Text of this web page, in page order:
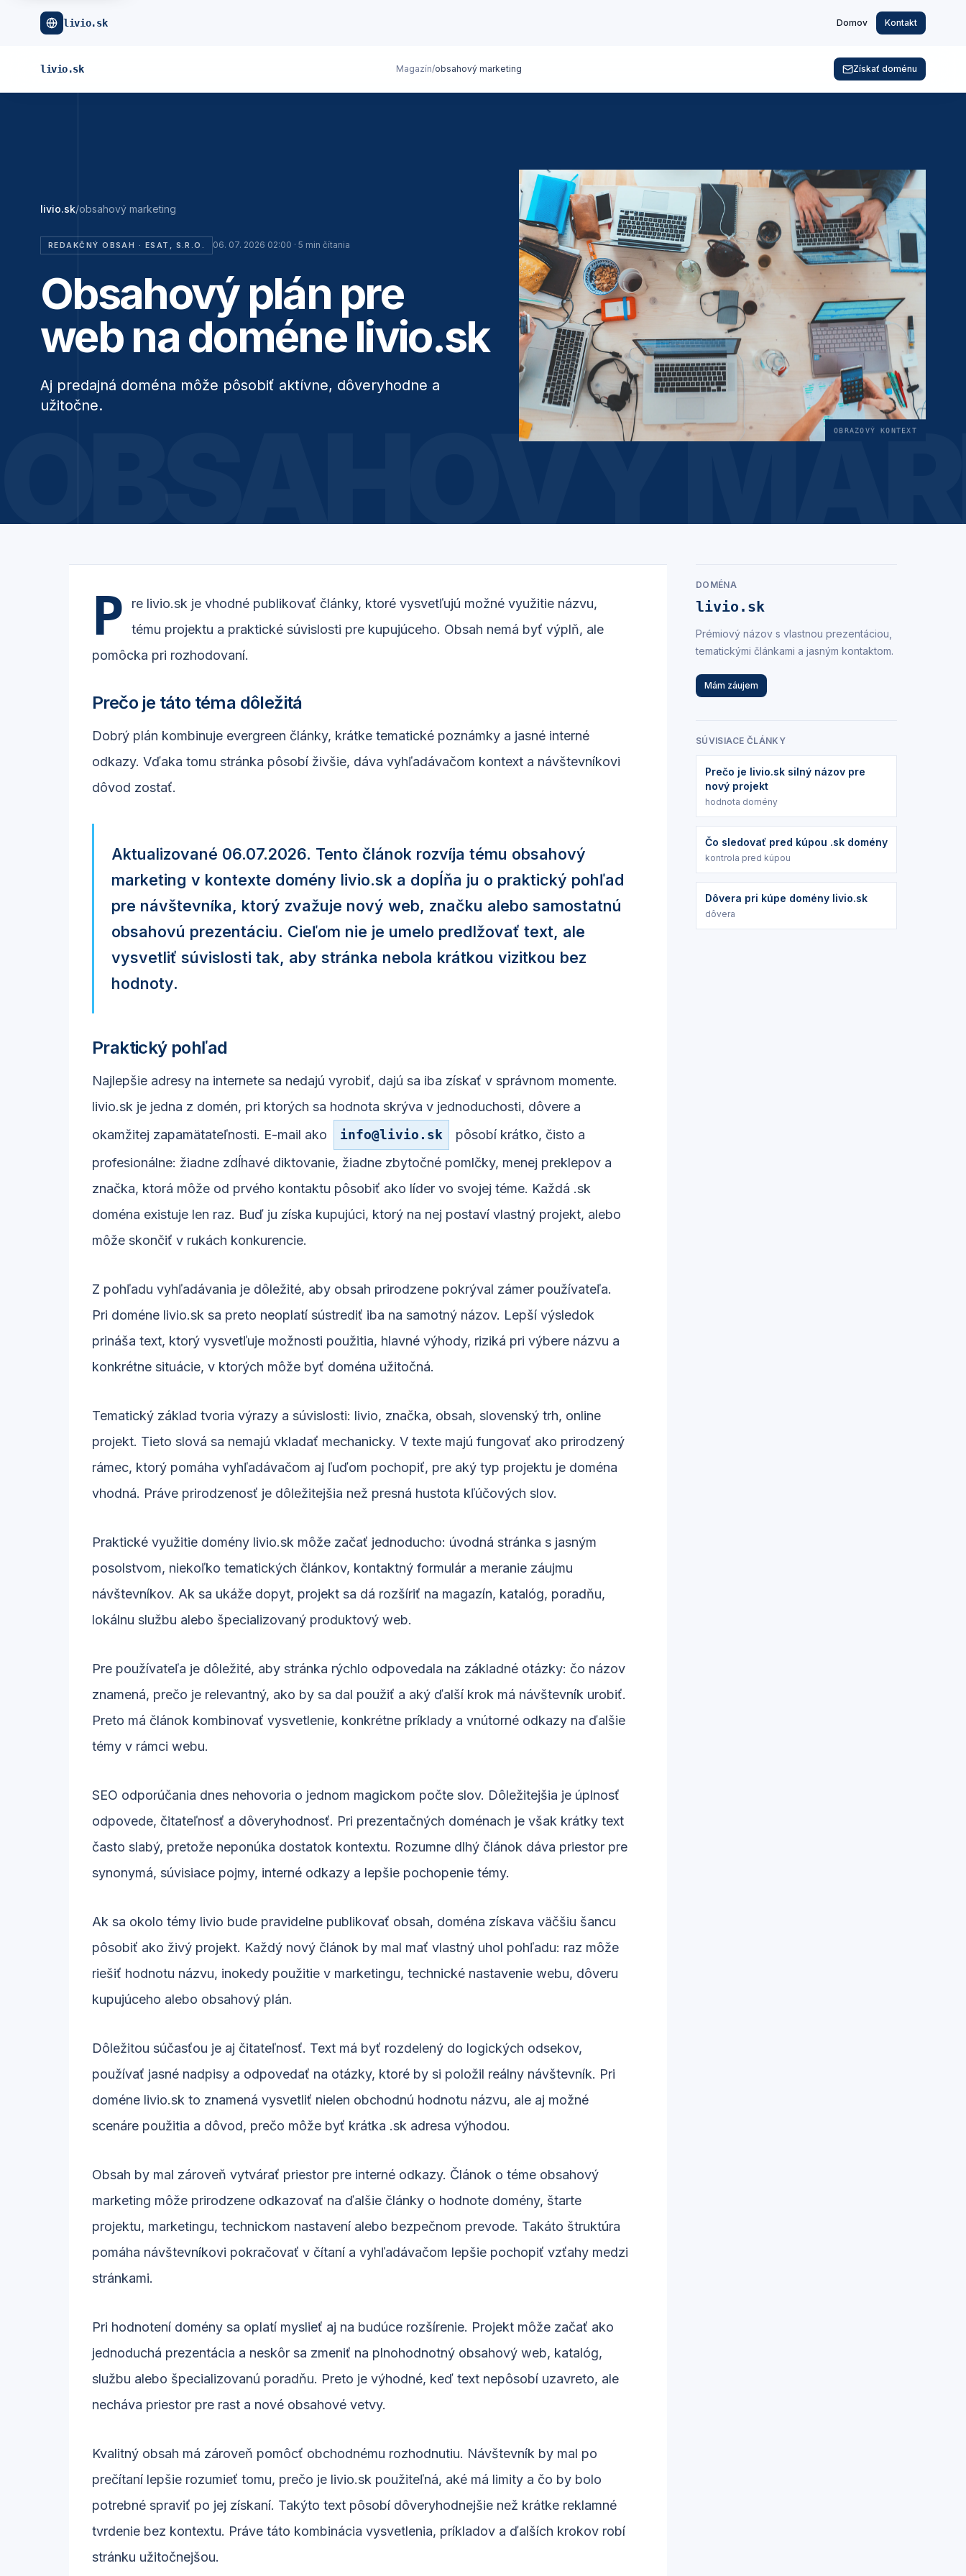
livio.sk Domov Kontakt
livio.sk Magazín/obsahový marketing Získať doménu
OBSAHOVÝ
livio.sk/obsahový marketing
REDAKČNÝ OBSAH · ESAT, S.R.O. 06. 07. 2026 02:00 ·5 min čítania
Obsahový plán pre
web na doméne livio.sk
Aj predajná doména môže pôsobiť aktívne, dôveryhodne a
užitočne.
OBRAZOVÝ KONTEXT
P
re livio.sk je vhodné publikovať články, ktoré vysvetľujú možné využitie názvu,
tému projektu a praktické súvislosti pre kupujúceho. Obsah nemá byť výplň, ale
pomôcka pri rozhodovaní.
Prečo je táto téma dôležitá
Dobrý plán kombinuje evergreen články, krátke tematické poznámky a jasné interné
odkazy. Vďaka tomu stránka pôsobí živšie, dáva vyhľadávačom kontext a návštevníkovi
dôvod zostať.
Aktualizované 06.07.2026. Tento článok rozvíja tému obsahový
marketing v kontexte domény livio.sk a dopĺňa ju o praktický pohľad
pre návštevníka, ktorý zvažuje nový web, značku alebo samostatnú
obsahovú prezentáciu. Cieľom nie je umelo predlžovať text, ale
vysvetliť súvislosti tak, aby stránka nebola krátkou vizitkou bez
hodnoty.
Praktický pohľad
Najlepšie adresy na internete sa nedajú vyrobiť, dajú sa iba získať v správnom momente.
livio.sk je jedna z domén, pri ktorých sa hodnota skrýva v jednoduchosti, dôvere a
okamžitej zapamätateľnosti. E-mail ako
info@livio.sk
pôsobí krátko, čisto a
profesionálne: žiadne zdĺhavé diktovanie, žiadne zbytočné pomlčky, menej preklepov a
značka, ktorá môže od prvého kontaktu pôsobiť ako líder vo svojej téme. Každá .sk
doména existuje len raz. Buď ju získa kupujúci, ktorý na nej postaví vlastný projekt, alebo
môže skončiť v rukách konkurencie.
Z pohľadu vyhľadávania je dôležité, aby obsah prirodzene pokrýval zámer používateľa.
Pri doméne livio.sk sa preto neoplatí sústrediť iba na samotný názov. Lepší výsledok
prináša text, ktorý vysvetľuje možnosti použitia, hlavné výhody, riziká pri výbere názvu a
konkrétne situácie, v ktorých môže byť doména užitočná.
Tematický základ tvoria výrazy a súvislosti: livio, značka, obsah, slovenský trh, online
projekt. Tieto slová sa nemajú vkladať mechanicky. V texte majú fungovať ako prirodzený
rámec, ktorý pomáha vyhľadávačom aj ľuďom pochopiť, pre aký typ projektu je doména
vhodná. Práve prirodzenosť je dôležitejšia než presná hustota kľúčových slov.
Praktické využitie domény livio.sk môže začať jednoducho: úvodná stránka s jasným
posolstvom, niekoľko tematických článkov, kontaktný formulár a meranie záujmu
návštevníkov. Ak sa ukáže dopyt, projekt sa dá rozšíriť na magazín, katalóg, poradňu,
lokálnu službu alebo špecializovaný produktový web.
Pre používateľa je dôležité, aby stránka rýchlo odpovedala na základné otázky: čo názov
znamená, prečo je relevantný, ako by sa dal použiť a aký ďalší krok má návštevník urobiť.
Preto má článok kombinovať vysvetlenie, konkrétne príklady a vnútorné odkazy na ďalšie
témy v rámci webu.
SEO odporúčania dnes nehovoria o jednom magickom počte slov. Dôležitejšia je úplnosť
odpovede, čitateľnosť a dôveryhodnosť. Pri prezentačných doménach je však krátky text
často slabý, pretože neponúka dostatok kontextu. Rozumne dlhý článok dáva priestor pre
synonymá, súvisiace pojmy, interné odkazy a lepšie pochopenie témy.
Ak sa okolo témy livio bude pravidelne publikovať obsah, doména získava väčšiu šancu
pôsobiť ako živý projekt. Každý nový článok by mal mať vlastný uhol pohľadu: raz môže
riešiť hodnotu názvu, inokedy použitie v marketingu, technické nastavenie webu, dôveru
kupujúceho alebo obsahový plán.
Dôležitou súčasťou je aj čitateľnosť. Text má byť rozdelený do logických odsekov,
používať jasné nadpisy a odpovedať na otázky, ktoré by si položil reálny návštevník. Pri
doméne livio.sk to znamená vysvetliť nielen obchodnú hodnotu názvu, ale aj možné
scenáre použitia a dôvod, prečo môže byť krátka .sk adresa výhodou.
Obsah by mal zároveň vytvárať priestor pre interné odkazy. Článok o téme obsahový
marketing môže prirodzene odkazovať na ďalšie články o hodnote domény, štarte
projektu, marketingu, technickom nastavení alebo bezpečnom prevode. Takáto štruktúra
pomáha návštevníkovi pokračovať v čítaní a vyhľadávačom lepšie pochopiť vzťahy medzi
stránkami.
Pri hodnotení domény sa oplatí myslieť aj na budúce rozšírenie. Projekt môže začať ako
jednoduchá prezentácia a neskôr sa zmeniť na plnohodnotný obsahový web, katalóg,
službu alebo špecializovanú poradňu. Preto je výhodné, keď text nepôsobí uzavreto, ale
necháva priestor pre rast a nové obsahové vetvy.
Kvalitný obsah má zároveň pomôcť obchodnému rozhodnutiu. Návštevník by mal po
prečítaní lepšie rozumieť tomu, prečo je livio.sk použiteľná, aké má limity a čo by bolo
potrebné spraviť po jej získaní. Takýto text pôsobí dôveryhodnejšie než krátke reklamné
tvrdenie bez kontextu. Práve táto kombinácia vysvetlenia, príkladov a ďalších krokov robí
stránku užitočnejšou.
DOMÉNA
livio.sk
Prémiový názov s vlastnou prezentáciou,
tematickými článkami a jasným kontaktom.
Mám záujem
SÚVISIACE ČLÁNKY
Prečo je livio.sk silný názov pre
nový projekt
hodnota domény
Čo sledovať pred kúpou .sk domény
kontrola pred kúpou
Dôvera pri kúpe domény livio.sk
dôvera